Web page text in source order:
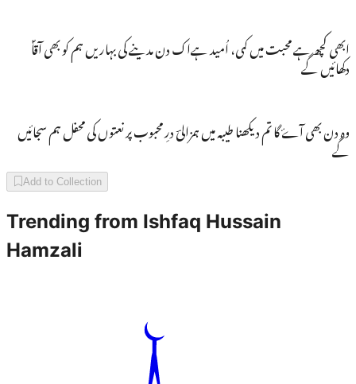
ابھی کچھ ہے محبت میں کمی، اُمید ہےاک دن مدینے کی بہاریں ہم کو بھی آقاؐ
دکھائیں گے
وہ دن بھی آۓ گا تم دیکھنا طیبہ میں ہمزالیؔ درِ محبوب پر نعتوں کی محفل ہم سجائیں
گے
Add to Collection
Trending from Ishfaq Hussain
Hamzali